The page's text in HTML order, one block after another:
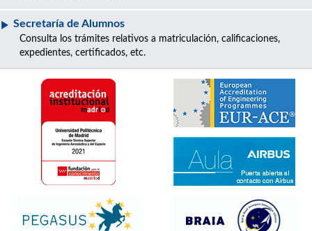
Secretaría de Alumnos
Consulta los trámites relativos a matriculación, calificaciones,
expedientes, certificados, etc.